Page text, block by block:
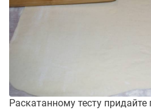
Раскатанному тесту